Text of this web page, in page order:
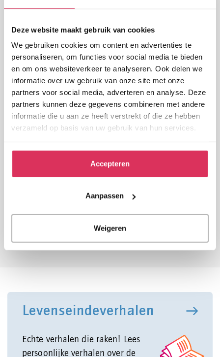
Deze website maakt gebruik van cookies
We gebruiken cookies om content en advertenties te
personaliseren, om functies voor social media te bieden
en om ons websiteverkeer te analyseren. Ook delen we
informatie over uw gebruik van onze site met onze
partners voor social media, adverteren en analyse. Deze
partners kunnen deze gegevens combineren met andere
informatie die u aan ze heeft verstrekt of die ze hebben
verzameld op basis van uw gebruik van hun services.
Accepteren
Aanpassen
Weigeren
aftiteling. Dit benadrukt de essentiële ondersteuning
en de onzichtbare heldenrol die VPTZ speelt in de
samenleving
Lees volledige artikel
Blogs
Over Pallatieve Zorg schreef over iedere aflevering
Blog afl. 1 (28 april)
Blog afl. 3 (12 mei)
Kijk de HUMAN-serie Tot het Einde terug via NPO
Levenseindeverhalen
Echte verhalen die raken! Lees
persoonlijke verhalen over de